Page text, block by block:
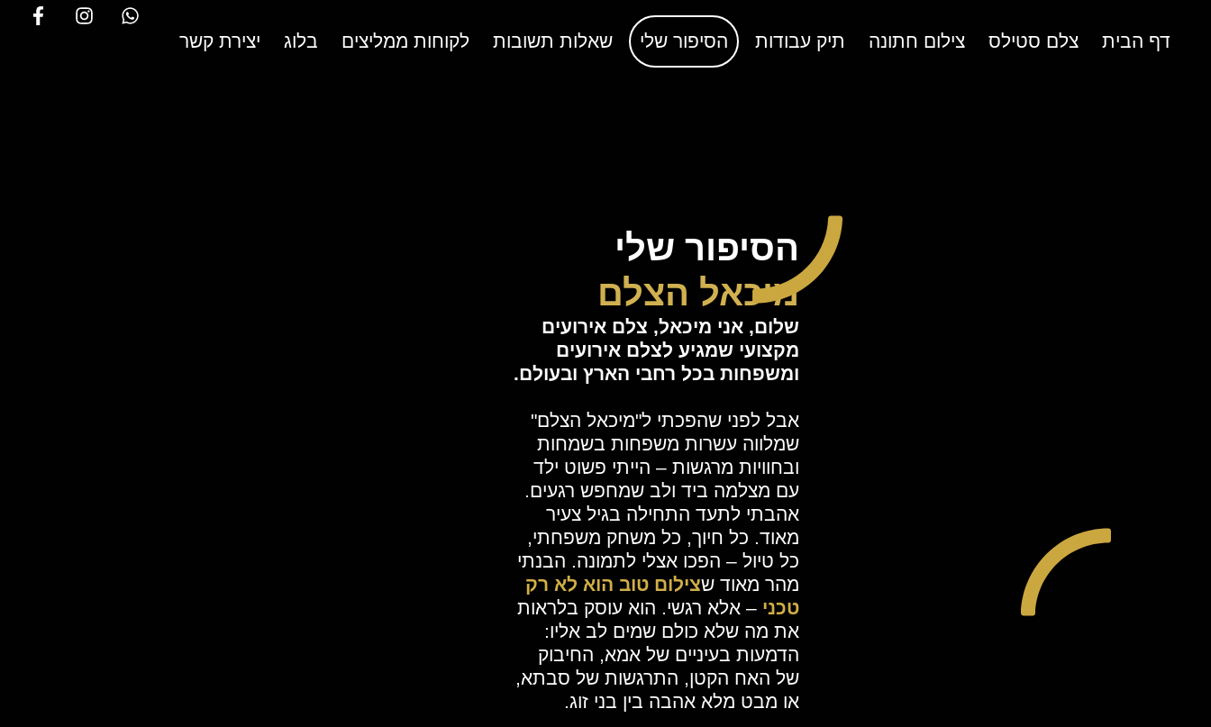
דף הבית צלם סטילס צילום חתונה תיק עבודות הסיפור שלי שאלות תשובות לקוחות ממליצים בלוג יצירת קשר
הסיפור שלי
מיכאל הצלם
שלום, אני מיכאל, צלם אירועים
מקצועי שמגיע לצלם אירועים
ומשפחות בכל רחבי הארץ ובעולם.
אבל לפני שהפכתי ל"מיכאל הצלם"
שמלווה עשרות משפחות בשמחות
ובחוויות מרגשות – הייתי פשוט ילד
עם מצלמה ביד ולב שמחפש רגעים.
אהבתי לתעד התחילה בגיל צעיר
מאוד. כל חיוך, כל משחק משפחתי,
כל טיול – הפכו אצלי לתמונה. הבנתי
מהר מאוד שצילום טוב הוא לא רק
טכני – אלא רגשי. הוא עוסק בלראות
את מה שלא כולם שמים לב אליו:
הדמעות בעיניים של אמא, החיבוק
של האח הקטן, התרגשות של סבתא,
או מבט מלא אהבה בין בני זוג.